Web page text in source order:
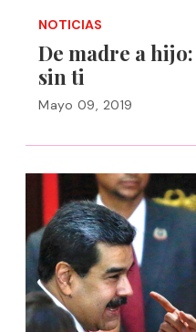
NOTICIAS
De madre a
sin ti
Mayo 09, 2019